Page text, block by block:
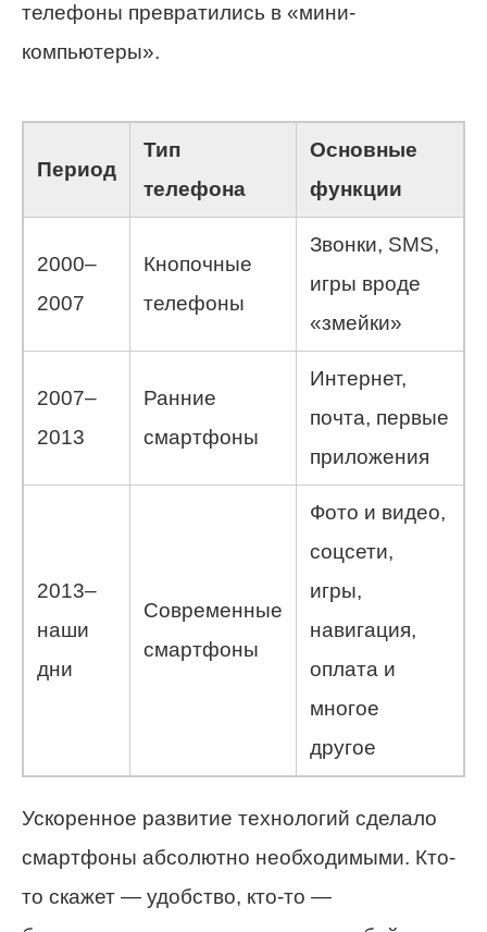
телефоны превратились в «мини-
компьютеры».
Период
Тип
телефона
Основные
функции
2000–
2007
Кнопочные
телефоны
Звонки, SMS,
игры вроде
«змейки»
2007–
2013
Ранние
смартфоны
Интернет,
почта, первые
приложения
2013–
наши
дни
Современные
смартфоны
Фото и видео,
соцсети,
игры,
навигация,
оплата и
многое
другое
Ускоренное развитие технологий сделало
смартфоны абсолютно необходимыми. Кто-
то скажет — удобство, кто-то —